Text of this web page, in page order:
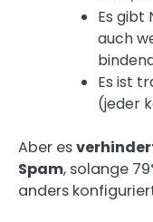
Es gibt
auch
Es ist
(jeder
Aber es
Spam, solange
anders